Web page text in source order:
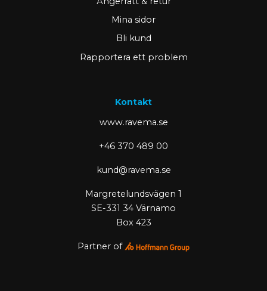
Mina sidor
Bli kund
Rapportera ett problem
Kontakt
www.ravema.se
+46 370 489 00
kund@ravema.se
Margretelundsvägen 1
SE-331 34 Värnamo
Box 423
Partner of